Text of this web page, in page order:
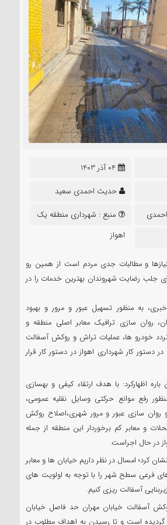
04 آذر 1403
حدیث احمدی سعید
منبع : شهرداری منطقه یک
اهواز
و مطالبات جدی مردم است از همین رو
جلب رضایت شهروندان بهترین خدمات را در
به منظور تسهیل عبور و مرور و بهبود
روان سازی ترافیک معابر اصلی منطقه و
خودرو ها، عملیات تراش و روکش آسفالت
کار شهرداری اهواز در دستور کار قرار
اظهارکرد: با هدف ارتقاء کیفی و بهسازی
رفع موانع حرکتی وسایل نقلیه عمومی،
روان سازی عبور و مرور شهری،اصلاح روکش
و معابر کم برخوردار این منطقه از جمله
در حال اجراست.
کرد؛ امسال در نظر داریم خیابان ها و معابر
فرعی سطح شهر را با توجه به اولویت های
آسفالت ریزی کنیم.
آسفالت خیابان مهران حد فاصل خیابان
است و تا رسیدن به اهداف مطلوب در